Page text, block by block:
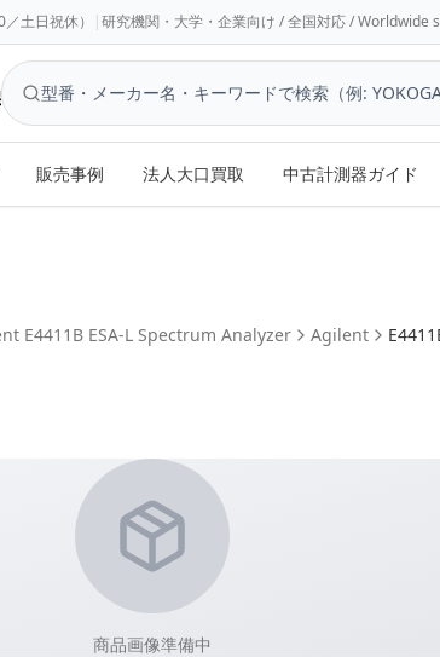
土日祝休） |研究機関・大学・企業向け / 全国対応 / Worldwide
販売事例 法人大口買取 中古計測器ガイド
E4411B ESA-L Spectrum Analyzer Agilent
商品画像準備中